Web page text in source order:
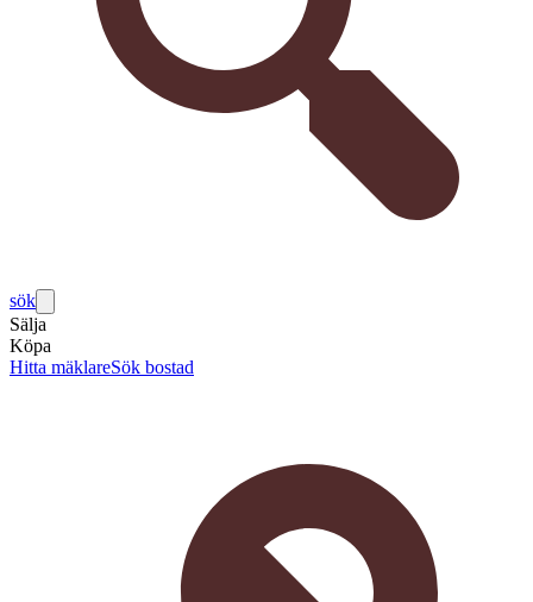
sök
Sälja
Köpa
Hitta mäklareSök bostad